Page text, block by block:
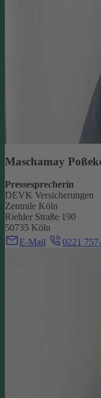
Maschamay
Pressesprecherin
DEVK Versicherungen
Zentrale Köln
Riehler Straße 190
50735 Köln
E-Mail
0221